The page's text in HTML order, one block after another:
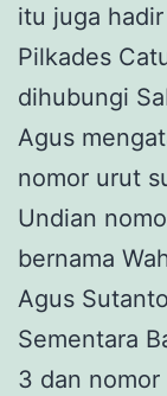
itu juga
Pilkades
dihubungi
Agus
nomor urut
Undian
bernama
Agus
Sementara
3 dan nomor